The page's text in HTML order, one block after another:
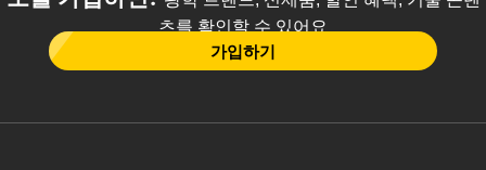
츠를 확인할 수 있어요
가입하기